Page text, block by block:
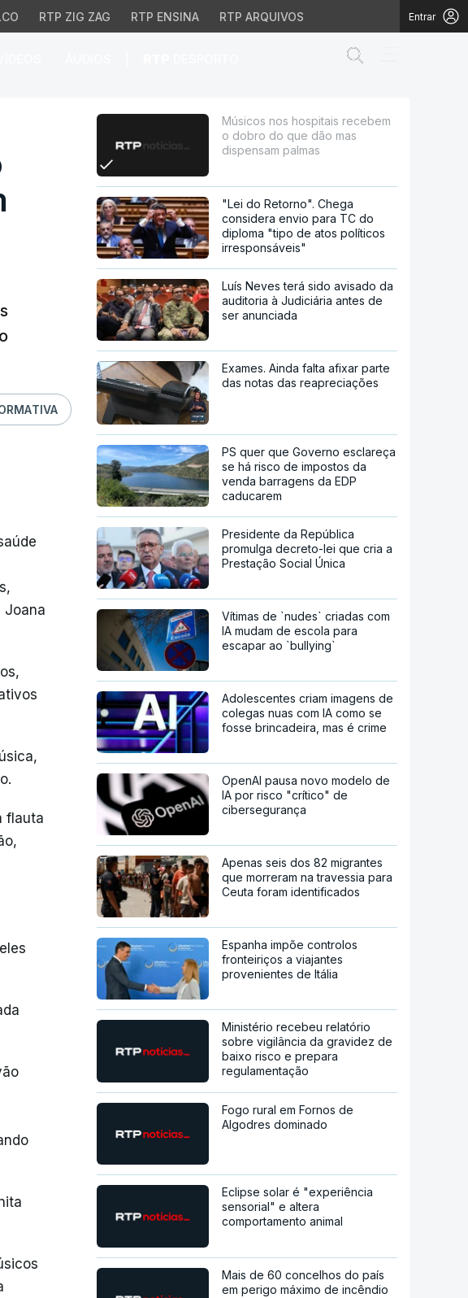
RTP ZIG ZAG RTP ENSINA RTP ARQUIVOS Entrar
do que dão mas
Joana
flauta
Músicos nos hospitais recebem
o dobro do que dão mas
dispensam palmas
"Lei do Retorno". Chega
considera envio para TC do
diploma "tipo de atos políticos
irresponsáveis"
Luís Neves terá sido avisado da
auditoria à Judiciária antes de
ser anunciada
Exames. Ainda falta afixar parte
das notas das reapreciações
PS quer que Governo esclareça
se há risco de impostos da
venda barragens da EDP
caducarem
Presidente da República
promulga decreto-lei que cria a
Prestação Social Única
Vítimas de `nudes` criadas com
IA mudam de escola para
escapar ao `bullying`
Adolescentes criam imagens de
colegas nuas com IA como se
fosse brincadeira, mas é crime
OpenAI pausa novo modelo de
IA por risco "crítico" de
cibersegurança
Apenas seis dos 82 migrantes
que morreram na travessia para
Ceuta foram identificados
Espanha impõe controlos
fronteiriços a viajantes
provenientes de Itália
Ministério recebeu relatório
sobre vigilância da gravidez de
baixo risco e prepara
regulamentação
Fogo rural em Fornos de
Algodres dominado
Eclipse solar é "experiência
sensorial" e altera
comportamento animal
Mais de 60 concelhos do país
em perigo máximo de incêndio